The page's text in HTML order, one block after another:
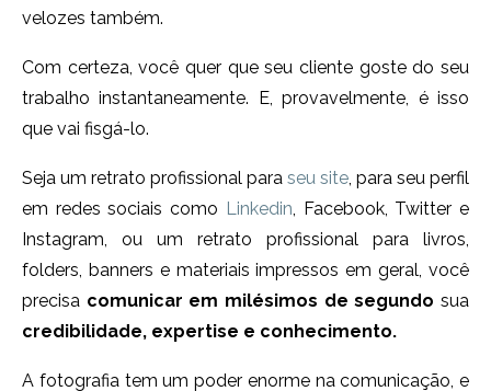
velozes também.
Com certeza, você quer que seu cliente goste do seu
trabalho instantaneamente. E, provavelmente, é isso
que vai fisgá-lo.
Seja um retrato profissional para seu site, para seu perfil
em redes sociais como Linkedin, Facebook, Twitter e
Instagram, ou um retrato profissional para livros,
folders, banners e materiais impressos em geral, você
precisa comunicar em milésimos de segundo sua
credibilidade, expertise e conhecimento.
A fotografia tem um poder enorme na comunicação, e